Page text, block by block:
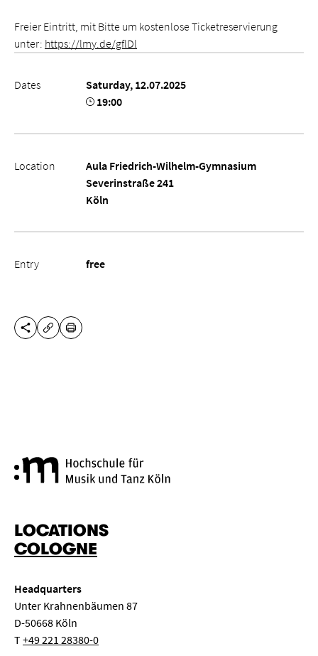
Freier Eintritt, mit Bitte um kostenlose Ticketreservierung
unter: https://lmy.de/gflDl
Dates
Saturday, 12.07.2025
19:00
Location
Aula Friedrich-Wilhelm-Gymnasium
Severinstraße 241
Köln
Entry free
SHARE THIS PAGE
COPY URL
PRINT
LOCATIONS
COLOGNE
Headquarters
Unter Krahnenbäumen 87
D-50668 Köln
T+49 221 28380-0